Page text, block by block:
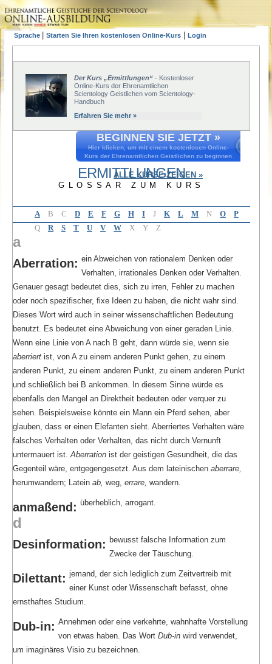
Sprache Starten Sie Ihren kostenlosen Online-Kurs Login
Der Kurs „Ermittlungen“ - Kostenloser
Online-Kurs der Ehrenamtlichen
Scientology Geistlichen vom Scientology-
Handbuch
Erfahren Sie mehr »
BEGINNEN SIE JETZT »
Hier klicken, um mit einem kostenlosen Online-
Kurs der Ehrenamtlichen Geistlichen zu beginnen
ALLE KURSE ZEIGEN »
ERMITTLUNGEN
GLOSSAR ZUM KURS
A B C D E F G H I J K L M N O
P
Q
R S T U V W X Y Z
a
Aberration: ein Abweichen von rationalem Denken oder
Verhalten, irrationales Denken oder Verhalten.
Genauer gesagt bedeutet dies, sich zu irren, Fehler zu machen
oder noch spezifischer, fixe Ideen zu haben, die nicht wahr sind.
Dieses Wort wird auch in seiner wissenschaftlichen Bedeutung
benutzt. Es bedeutet eine Abweichung von einer geraden Linie.
Wenn eine Linie von A nach B geht, dann würde sie, wenn sie
aberriert ist, von A zu einem anderen Punkt gehen, zu einem
anderen Punkt, zu einem anderen Punkt, zu einem anderen Punkt
und schließlich bei B ankommen. In diesem Sinne würde es
ebenfalls den Mangel an Direktheit bedeuten oder verquer zu
sehen. Beispielsweise könnte ein Mann ein Pferd sehen, aber
glauben, dass er einen Elefanten sieht. Aberriertes Verhalten wäre
falsches Verhalten oder Verhalten, das nicht durch Vernunft
untermauert ist. Aberration ist der geistigen Gesundheit, die das
Gegenteil wäre, entgegengesetzt. Aus dem lateinischen aberrare,
herumwandern; Latein ab, weg, errare, wandern.
anmaßend: überheblich, arrogant.
d
Desinformation: bewusst falsche Information zum
Zwecke der Täuschung.
Dilettant: jemand, der sich lediglich zum Zeitvertreib mit
einer Kunst oder Wissenschaft befasst, ohne
ernsthaftes Studium.
Dub-in: Annehmen oder eine verkehrte, wahnhafte Vorstellung
von etwas haben. Das Wort Dub-in wird verwendet,
um imaginäres Visio zu bezeichnen.